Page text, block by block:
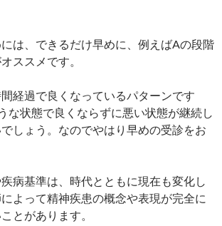
は、できるだけ早めに、例えばAの段階
ススメです。
間経過で良くなっているパターンです
な状態で良くならずに悪い状態が継続し
しょう。なのでやはり早めの受診をお
病基準は、時代とともに現在も変化し
よって精神疾患の概念や表現が完全に
とがあります。